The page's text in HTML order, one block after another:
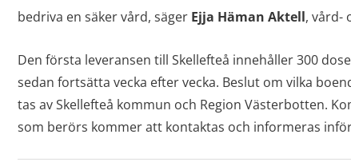
bedriva en säker vård, säger Ejja Häman Aktell, vård-
Den första leveransen till Skellefteå innehåller 300
sedan fortsätta vecka efter vecka. Beslut om vilka
tas av Skellefteå kommun och Region Västerbotten.
som berörs kommer att kontaktas och informeras